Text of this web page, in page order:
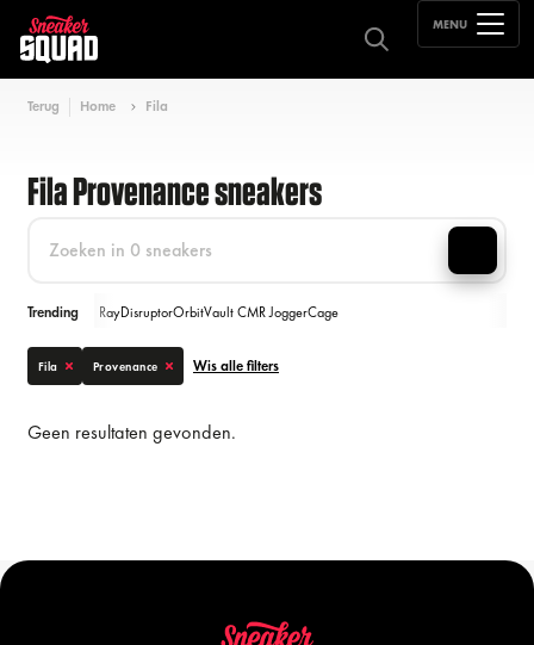
MENU
Terug Home Fila
Fila Provenance sneakers
Trending RayDisruptorOrbitVault CMR JoggerCage
Fila Provenance Wis alle filters
Geen resultaten gevonden.